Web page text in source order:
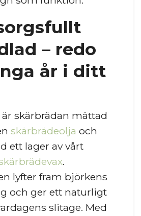
– redo
år i ditt
är skärbrädan mättad
skärbrädeolja och
ett lager av vårt
.
lyfter fram björkens
och ger ett naturligt
slitage. Med